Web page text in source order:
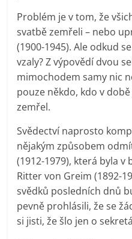
Problém je v tom, že
svatbě zemřeli – nebo
(1900-1945). Ale odkud
vzaly? Z výpovědí dvou
mimochodem samy nic
pouze někdo, kdo v
zemřel.
Svědectví naprosto
nějakým způsobem
(1912-1979), která byla
Ritter von Greim (1892-
svědků posledních dnů
pevně prohlásili, že se
si jisti, že šlo jen o